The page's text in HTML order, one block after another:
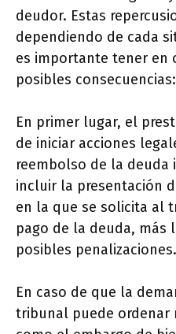
deudor. Estas
dependiendo de cada
es importante tener en
posibles consecuencias:
En primer lugar, el
de iniciar acciones
reembolso de la deuda
incluir la presentación
en la que se solicita al
pago de la deuda, más
posibles penalizaciones.
En caso de que la
tribunal puede ordenar